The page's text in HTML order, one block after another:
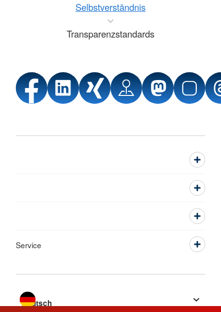
Selbstverständnis
Transparenzstandards
Service
Sprache wechseln zu